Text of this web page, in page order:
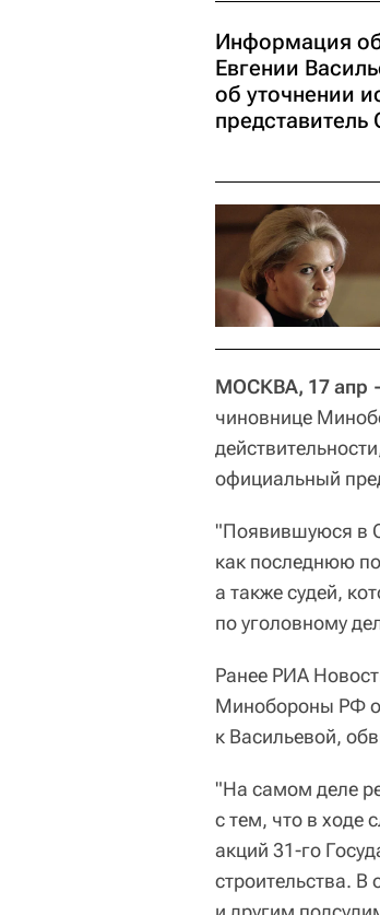
Информация
Евгении
об уточнении
МОСКВА, 17 апр
чиновнице
официальный
"Появившуюся в
как последнюю
а также судей,
по уголовному
Ранее РИА
Минобороны РФ
к Васильевой,
"На самом деле
с тем, что в ходе
акций 31-го
строительства. В